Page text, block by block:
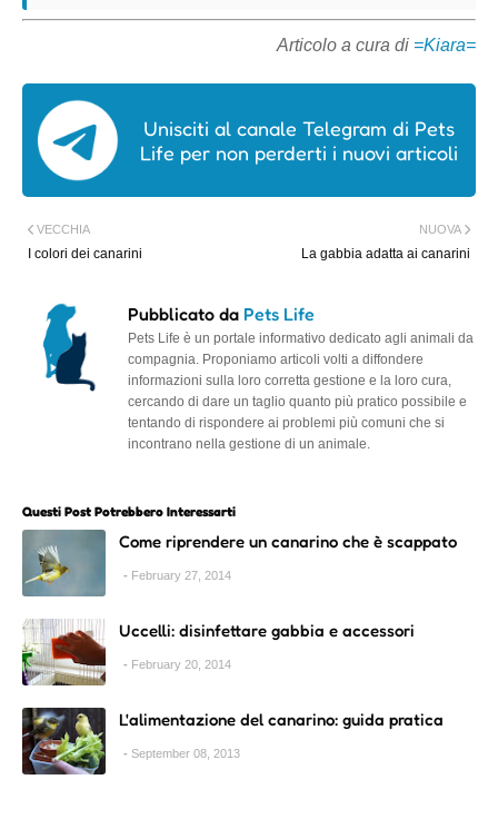
Articolo a cura di =Kiara=
Unisciti al canale Telegram di Pets
Life per non perderti i nuovi articoli
NUOVA
La gabbia adatta ai canarini
VECCHIA
I colori dei canarini
Pubblicato da Pets Life
Pets Life è un portale informativo dedicato agli animali da
compagnia. Proponiamo articoli volti a diffondere
informazioni sulla loro corretta gestione e la loro cura,
cercando di dare un taglio quanto più pratico possibile e
tentando di rispondere ai problemi più comuni che si
incontrano nella gestione di un animale.
Questi Post Potrebbero Interessarti
Come riprendere un canarino che è scappato
February 27, 2014
Uccelli: disinfettare gabbia e accessori
February 20, 2014
L'alimentazione del canarino: guida pratica
September 08, 2013